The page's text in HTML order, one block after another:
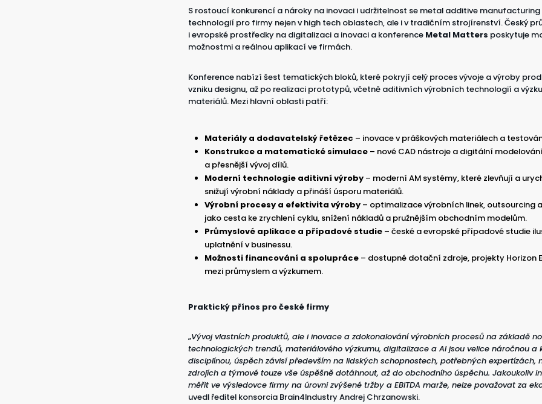
S rostoucí konkurencí a nároky na inovaci i udržitelnost se metal additive
technologií pro firmy nejen v high tech oblastech, ale i v tradičním strojírenství. Český
i evropské prostředky na digitalizaci a inovaci a konference Metal Matters poskytuje
možnostmi a reálnou aplikací ve firmách.
Konference nabízí šest tematických bloků, které pokryjí celý proces vývoje a výroby
vzniku designu, až po realizaci prototypů, včetně aditivních výrobních technologií a
materiálů. Mezi hlavní oblasti patří:
Materiály a dodavatelský řetězec – inovace v práškových materiálech a
Konstrukce a matematické simulace – nové CAD nástroje a digitální
a přesnější vývoj dílů.
Moderní technologie aditivní výroby – moderní AM systémy, které zlevňují a
snižují výrobní náklady a přináší úsporu materiálů.
Výrobní procesy a efektivita výroby – optimalizace výrobních linek, outsourcing
jako cesta ke zrychlení cyklu, snížení nákladů a pružnějším obchodním modelům.
Průmyslové aplikace a případové studie – české a evropské případové studie
uplatnění v businessu.
Možnosti financování a spolupráce – dostupné dotační zdroje, projekty Horizon
mezi průmyslem a výzkumem.
Praktický přínos pro české firmy
„Vývoj vlastních produktů, ale i inovace a zdokonalování výrobních procesů na základě
technologických trendů, materiálového výzkumu, digitalizace a AI jsou velice náročnou a
disciplínou, úspěch závisí především na lidských schopnostech, potřebných expertízách,
zdrojích a týmové touze vše úspěšně dotáhnout, až do obchodního úspěchu. Jakoukoliv
měřit ve výsledovce firmy na úrovni zvýšené tržby a EBITDA marže, nelze považovat za
uvedl ředitel konsorcia Brain4Industry Andrej Chrzanowski.